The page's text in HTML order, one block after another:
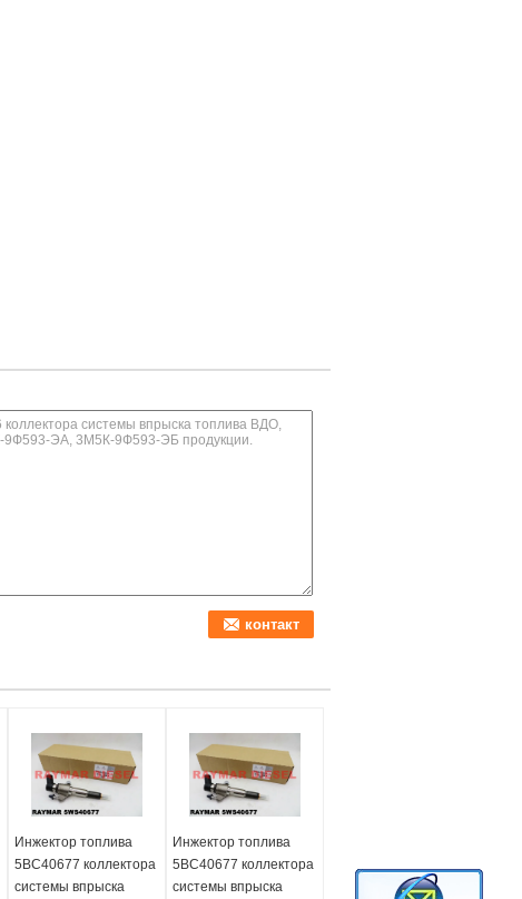
Инжектор топлива
5ВС40677 коллектора
системы впрыска
Инжектор топлива
5ВС40677 коллектора
системы впрыска